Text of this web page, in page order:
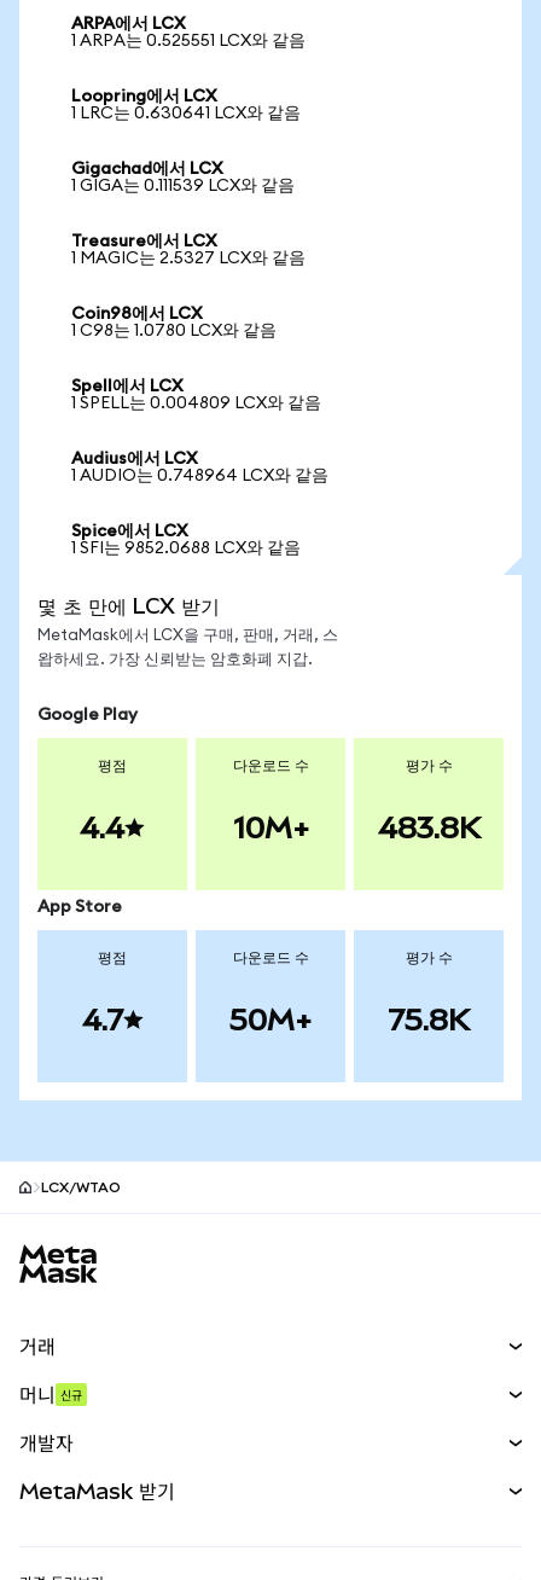
ARPA에서 LCX
1 ARPA는 0.525551 LCX와 같음
Loopring에서 LCX
1 LRC는 0.630641 LCX와 같음
Gigachad에서 LCX
1 GIGA는 0.111539 LCX와 같음
Treasure에서 LCX
1 MAGIC는 2.5327 LCX와 같음
Coin98에서 LCX
1 C98는 1.0780 LCX와 같음
Spell에서 LCX
1 SPELL는 0.004809 LCX와 같음
Audius에서 LCX
1 AUDIO는 0.748964 LCX와 같음
Spice에서 LCX
1 SFI는 9852.0688 LCX와 같음
몇 초 만에 LCX 받기
MetaMask에서 LCX을 구매, 판매, 거래, 스
왑하세요. 가장 신뢰받는 암호화폐 지갑.
Google Play
평점
4.4
다운로드 수
10M+
평가 수
483.8K
App Store
평점
4.7
다운로드 수
50M+
평가 수
75.8K
LCX/WTAO
거래
무기한 선물
실물자산
머니 신규
개발자
MetaMask 받기